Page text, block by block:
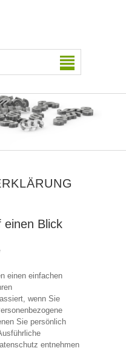
einen Blick
einen einfachen
wenn Sie
Sie persönlich
entnehmen